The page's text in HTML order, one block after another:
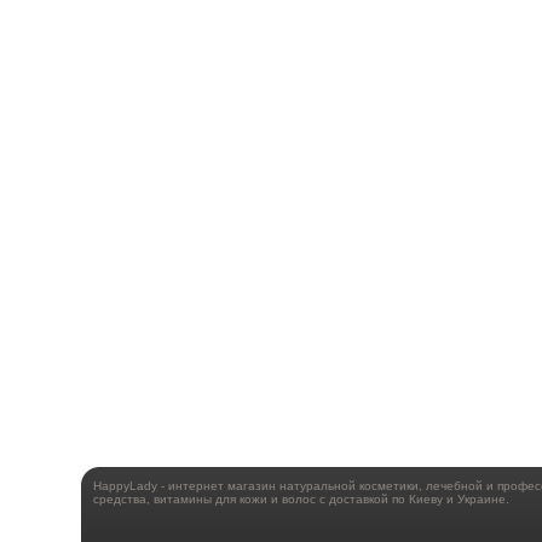
HappyLady - интернет магазин натуральной косметики, лечебной и
средства, витамины для кожи и волос с доставкой по Киеву и Украине.